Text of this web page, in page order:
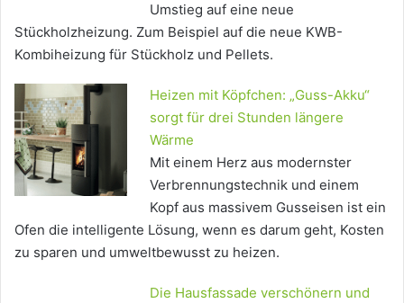
Umstieg auf eine neue
Stückholzheizung. Zum Beispiel auf die neue KWB-
Kombiheizung für Stückholz und Pellets.
Heizen mit Köpfchen: „Guss-Akku“
sorgt für drei Stunden längere
Wärme
Mit einem Herz aus modernster
Verbrennungstechnik und einem
Kopf aus massivem Gusseisen ist ein
Ofen die intelligente Lösung, wenn es darum geht, Kosten
zu sparen und umweltbewusst zu heizen.
Die Hausfassade verschönern und